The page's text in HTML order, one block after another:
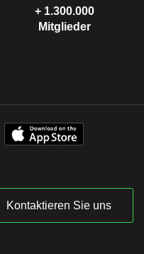
+ 1.300.000
Mitglieder
Kontaktieren Sie uns